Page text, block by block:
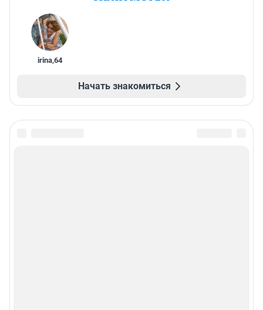
irina,64
Начать знакомиться